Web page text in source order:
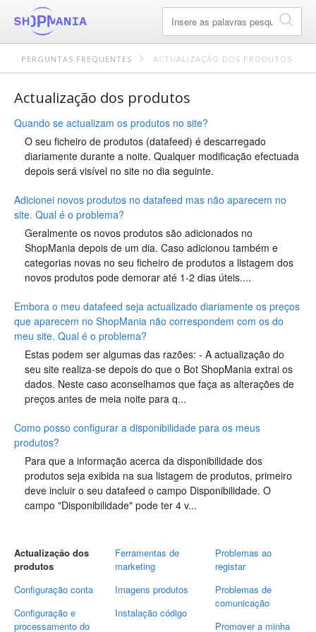
PERGUNTAS FREQUENTES ACTUALIZAÇÃO DOS PRODUTOS
Actualização dos
produtos
Configuração conta
Configuração e
processamento do
Ferramentas de
marketing
Imagens produtos
Instalação código
Problemas ao
registar
Problemas de
comunicação
Promover a minha
Actualização dos produtos
Quando se actualizam os produtos no site?
O seu ficheiro de produtos (datafeed) é descarregado
diariamente durante a noite. Qualquer modificação efectuada
depois será visível no site no dia seguinte.
Adicionei novos produtos no datafeed mas não aparecem no
site. Qual é o problema?
Geralmente os novos produtos são adicionados no
ShopMania depois de um dia. Caso adicionou também e
categorias novas no seu ficheiro de produtos a listagem dos
novos produtos pode demorar até 1-2 dias úteis....
Embora o meu datafeed seja actualizado diariamente os preços
que aparecem no ShopMania não correspondem com os do
meu site. Qual é o problema?
Estas podem ser algumas das razões: - A actualização do
seu site realiza-se depois do que o Bot ShopMania extrai os
dados. Neste caso aconselhamos que faça as alterações de
preços antes de meia noite para q...
Como posso configurar a disponibilidade para os meus
produtos?
Para que a informação acerca da disponibilidade dos
produtos seja exibida na sua listagem de produtos, primeiro
deve incluir o seu datafeed o campo Disponibilidade. O
campo "Disponibilidade" pode ter 4 v...